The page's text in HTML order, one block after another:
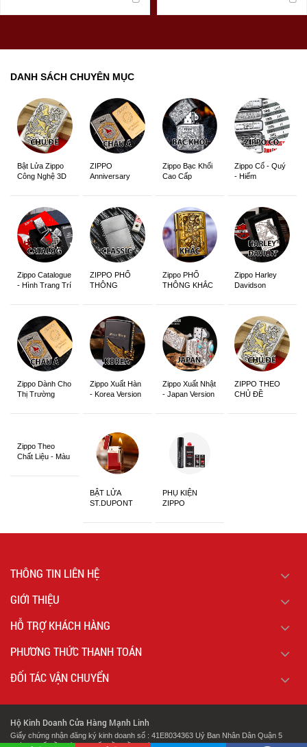
DANH SÁCH CHUYÊN MỤC
Bật Lửa Zippo
Công Nghệ 3D
ZIPPO
Anniversary
Zippo Bạc Khối
Cao Cấp
Zippo Cổ - Quý
- Hiếm
Zippo Catalogue
- Hình Trang Trí
ZIPPO PHỔ
THÔNG
Zippo PHỔ
THÔNG KHẮC
Zippo Harley
Davidson
Zippo Dành Cho
Thị Trường
Zippo Xuất Hàn
- Korea Version
Zippo Xuất Nhật
- Japan Version
ZIPPO THEO
CHỦ ĐỀ
Zippo Theo
Chất Liệu - Màu
BẬT LỬA
ST.DUPONT
PHỤ KIỆN
ZIPPO
THÔNG TIN LIÊN HỆ
GIỚI THIỆU
HỖ TRỢ KHÁCH HÀNG
PHƯƠNG THỨC THANH TOÁN
ĐỐI TÁC VẬN CHUYỂN
Hộ Kinh Doanh Cửa Hàng Mạnh Linh
Giấy chứng nhận đăng ký kinh doanh số : 41E8034363 Uỷ Ban Nhân Dân Quận 5